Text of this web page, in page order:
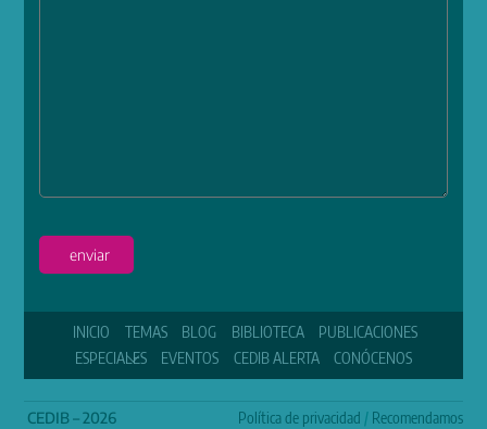
enviar
INICIO TEMAS BLOG BIBLIOTECA
PUBLICACIONES
ESPECIALES
EVENTOS CEDIB ALERTA CONÓCENOS
CEDIB – 2026 Política de privacidad / Recomendamos